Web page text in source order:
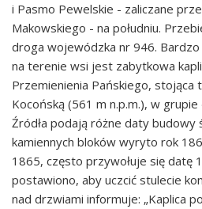
i Pasmo Pewelskie - zaliczane
Makowskiego - na południu.
droga wojewódzka nr 946.
na terenie wsi jest zabytkowa
Przemienienia Pańskiego, stojąca
Kocońską (561 m n.p.m.), w
Źródła podają różne daty budowy
kamiennych bloków wyryto rok
1865, często przywołuje się datę
postawiono, aby uczcić stulecie
nad drzwiami informuje: „Kaplica